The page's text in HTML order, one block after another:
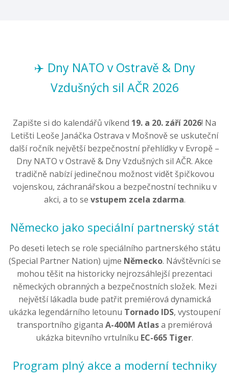
✈️ Dny NATO v Ostravě & Dny
Vzdušných sil AČR 2026
Zapište si do kalendářů víkend 19. a 20. září 2026! Na
Letišti Leoše Janáčka Ostrava v Mošnově se uskuteční
další ročník největší bezpečnostní přehlídky v Evropě –
Dny NATO v Ostravě & Dny Vzdušných sil AČR. Akce
tradičně nabízí jedinečnou možnost vidět špičkovou
vojenskou, záchranářskou a bezpečnostní techniku v
akci, a to se vstupem zcela zdarma.
Německo jako speciální partnerský stát
Po deseti letech se role speciálního partnerského státu
(Special Partner Nation) ujme Německo. Návštěvníci se
mohou těšit na historicky nejrozsáhlejší prezentaci
německých obranných a bezpečnostních složek. Mezi
největší lákadla bude patřit premiérová dynamická
ukázka legendárního letounu Tornado IDS, vystoupení
transportního giganta A-400M Atlasa premiérová
ukázka bitevního vrtulníku EC-665 Tiger.
Program plný akce a moderní techniky